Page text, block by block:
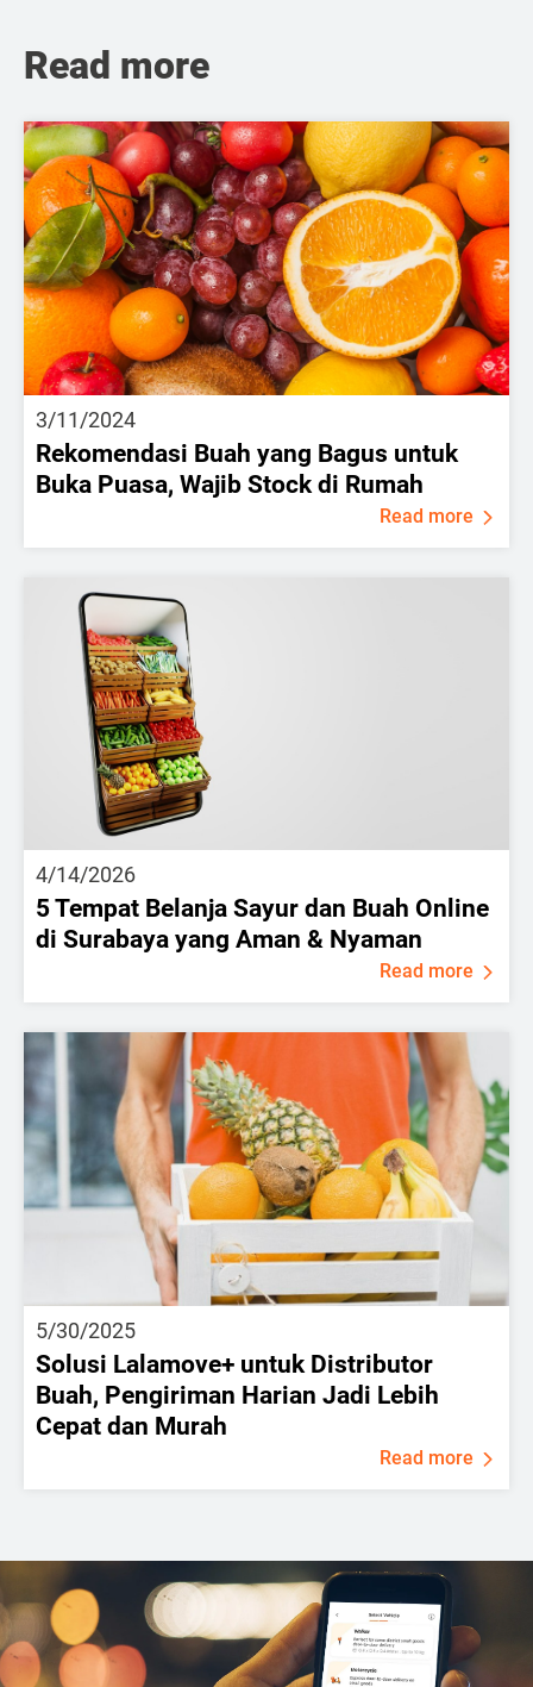
Read more
3/11/2024
Rekomendasi Buah yang Bagus untuk
Buka Puasa, Wajib Stock di Rumah
Read more
4/14/2026
5 Tempat Belanja Sayur dan Buah Online
di Surabaya yang Aman & Nyaman
Read more
5/30/2025
Solusi Lalamove+ untuk Distributor
Buah, Pengiriman Harian Jadi Lebih
Cepat dan Murah
Read more